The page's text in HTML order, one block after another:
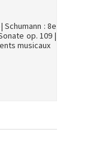
Schumann : 8e
op. 109 |
musicaux